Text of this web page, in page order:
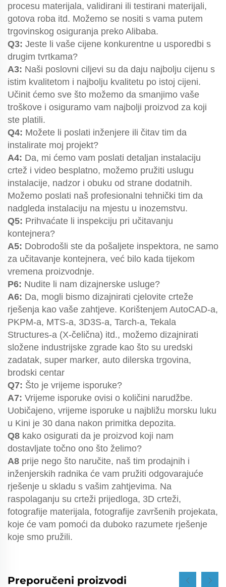
procesu materijala, validirani ili testirani materijali,
gotova roba itd. Možemo se nositi s vama putem
trgovinskog osiguranja preko Alibaba.
Q3: Jeste li vaše cijene konkurentne u usporedbi s
drugim tvrtkama?
A3: Naši poslovni ciljevi su da daju najbolju cijenu s
istim kvalitetom i najbolju kvalitetu po istoj cijeni.
Učinit ćemo sve što možemo da smanjimo vaše
troškove i osiguramo vam najbolji proizvod za koji
ste platili.
Q4: Možete li poslati inženjere ili čitav tim da
instalirate moj projekt?
A4: Da, mi ćemo vam poslati detaljan instalaciju
crtež i video besplatno, možemo pružiti uslugu
instalacije, nadzor i obuku od strane dodatnih.
Možemo poslati naš profesionalni tehnički tim da
nadgleda instalaciju na mjestu u inozemstvu.
Q5: Prihvaćate li inspekciju pri učitavanju
kontejnera?
A5: Dobrodošli ste da pošaljete inspektora, ne samo
za učitavanje kontejnera, već bilo kada tijekom
vremena proizvodnje.
P6: Nudite li nam dizajnerske usluge?
A6: Da, mogli bismo dizajnirati cjelovite crteže
rješenja kao vaše zahtjeve. Korištenjem AutoCAD-a,
PKPM-a, MTS-a, 3D3S-a, Tarch-a, Tekala
Structures-a (X-čelična) itd., možemo dizajnirati
složene industrijske zgrade kao što su uredski
zadatak, super marker, auto dilerska trgovina,
brodski centar
Q7: Što je vrijeme isporuke?
A7: Vrijeme isporuke ovisi o količini narudžbe.
Uobičajeno, vrijeme isporuke u najbližu morsku luku
u Kini je 30 dana nakon primitka depozita.
Q8 kako osigurati da je proizvod koji nam
dostavljate točno ono što želimo?
A8 prije nego što naručite, naš tim prodajnih i
inženjerskih radnika će vam pružiti odgovarajuće
rješenje u skladu s vašim zahtjevima. Na
raspolaganju su crteži prijedloga, 3D crteži,
fotografije materijala, fotografije završenih projekata,
koje će vam pomoći da duboko razumete rješenje
koje smo pružili.
Preporučeni proizvodi